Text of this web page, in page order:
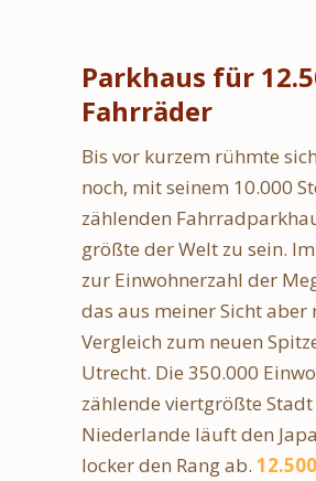
Parkhaus für
Fahrräder
Bis vor kurzem rühmte
noch, mit seinem 10.000
zählenden
größte der Welt zu sein.
zur Einwohnerzahl der
das aus meiner Sicht aber
Vergleich zum neuen
Utrecht. Die 350.000
zählende viertgrößte
Niederlande läuft den
locker den Rang ab. 12.500